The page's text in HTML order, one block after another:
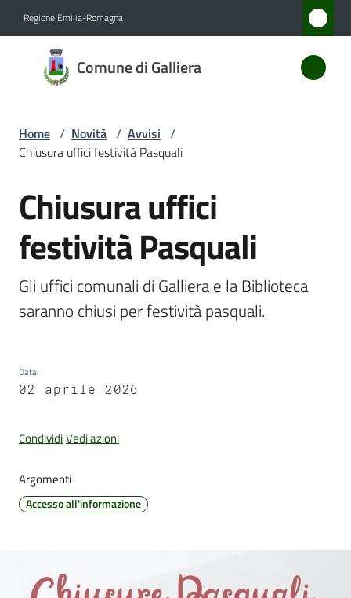
Regione Emilia-Romagna
Comune di Galliera
Comune
di
Novità
Menu selezionato
Servizi
Vivere
Galliera
Trasparente
Tutti
gli
argomenti...
Seguici
Home / Novità / Avvisi /
Chiusura uffici festività Pasquali
Salta al contenuto
Chiusura uffici
festività Pasquali
Gli uffici comunali di Galliera e la Biblioteca
saranno chiusi per festività pasquali.
Data:
02 aprile 2026
CondividiVedi azioni
Argomenti
Accesso all'informazione